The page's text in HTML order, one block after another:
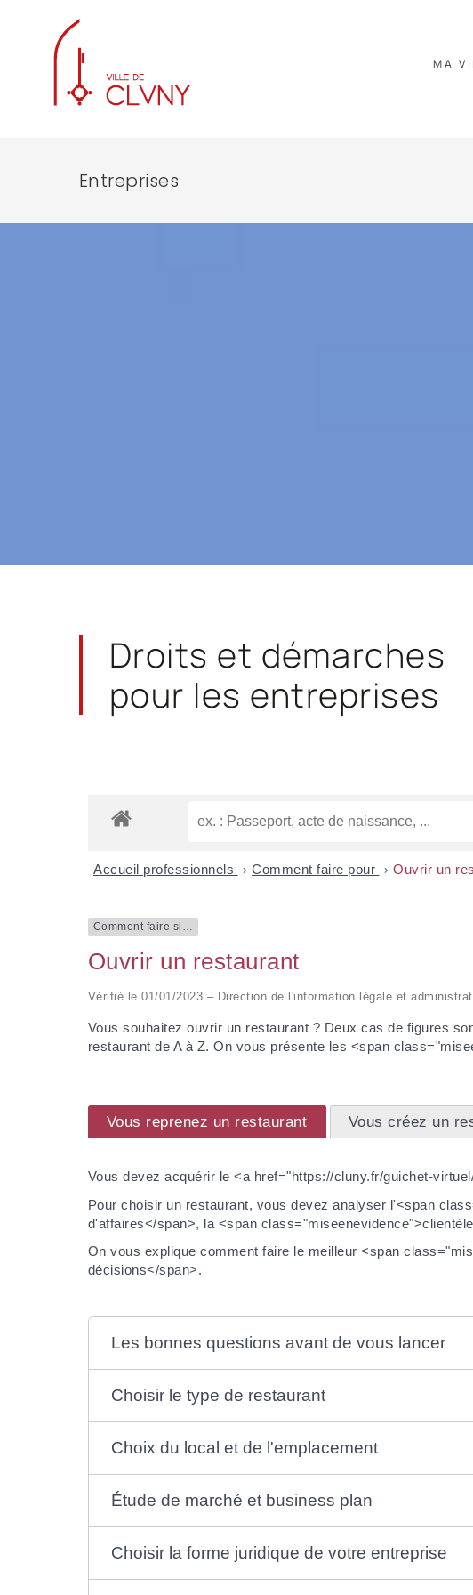
MA
Entreprises
Droits et démarches
pour les entreprises
Accueil professionnels > Comment faire pour > Ouvrir un
Comment faire si…
Ouvrir un restaurant
Vérifié le 01/01/2023 – Direction de l'information légale et
Vous souhaitez ouvrir un restaurant ? Deux cas de figures
restaurant de A à Z. On vous présente les <span
Vous reprenez un restaurant Vous créez un
Vous devez acquérir le <a href="https://cluny.fr/guichet-
Pour choisir un restaurant, vous devez analyser l'<span
d'affaires</span>, la <span
On vous explique comment faire le meilleur <span
décisions</span>.
Les bonnes questions avant de vous lancer
Choisir le type de restaurant
Choix du local et de l'emplacement
Étude de marché et business plan
Choisir la forme juridique de votre entreprise